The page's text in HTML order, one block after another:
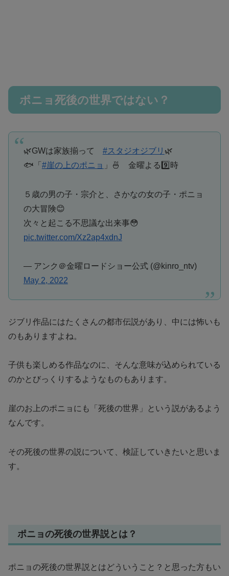
ポニョ死後の世界ではない？
🌿GWは家族揃って #スタジオジブリ 🌿
🐟「 #崖の上のポニョ 」🍜 金曜よる9️⃣時
５歳の男の子・宗介と、さかなの女の子・ポニョ
の大冒険😊
次々と起こる不思議な出来事😳
pic.twitter.com/Xz2ap4xdnJ
— アンク＠金曜ロードショー公式 (@kinro_ntv)
May 2, 2022
ジブリ作品にはたくさんの都市伝説があり、中には怖いも
のもありますよね。
子供も楽しめる作品なのに、そんな意味が込められている
のかとびっくりするようなものもあります。
崖のお上のポニョにも「死後の世界」という説があるよう
なんです。
その死後の世界の説について、検証していきたいと思いま
す。
ポニョの死後の世界説とは？
ポニョの死後の世界説とはどういうこと？と思った方もい